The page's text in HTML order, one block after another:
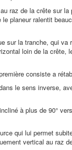
raz de la crête sur
planeur ralentit
sur la tranche, qui
loin de la
consiste a
le sens inverse,
à plus de 90°
qui lui permet
vertical au raz